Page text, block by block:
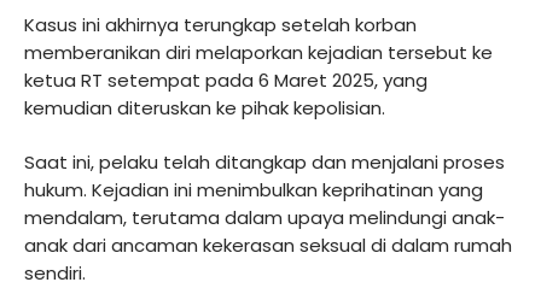
Kasus ini akhirnya terungkap setelah korban
memberanikan diri melaporkan kejadian tersebut ke
ketua RT setempat pada 6 Maret 2025, yang
kemudian diteruskan ke pihak kepolisian.
Saat ini, pelaku telah ditangkap dan menjalani proses
hukum. Kejadian ini menimbulkan keprihatinan yang
mendalam, terutama dalam upaya melindungi anak-
anak dari ancaman kekerasan seksual di dalam rumah
sendiri.